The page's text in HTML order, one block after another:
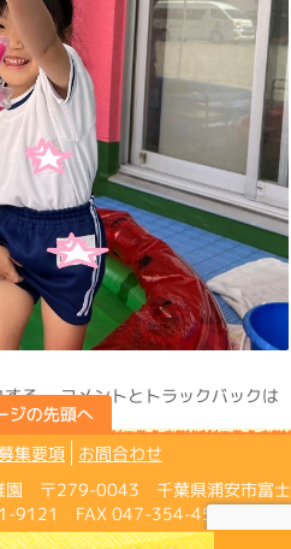
る。 コメントとトラックバックは
集要項
お問合わせ
園 〒279-0043 千葉県浦安市富士
9121 FAX 047-354-4574